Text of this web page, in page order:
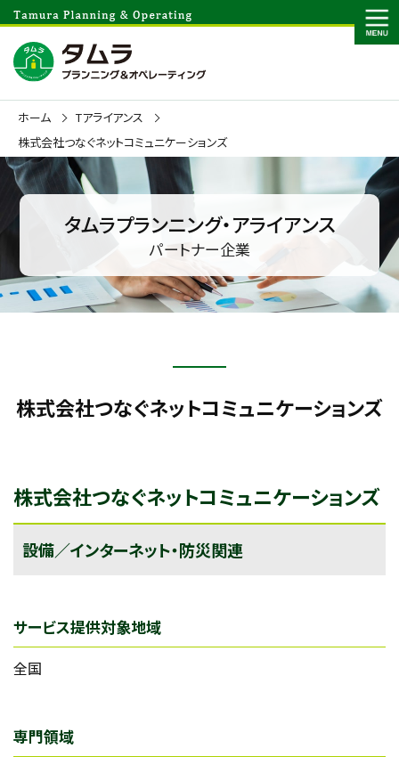
ホーム
Tアライアンス
株式会社つなぐネットコミュニケーションズ
タムラプランニング・アライアンス
パートナー企業
株式会社つなぐネットコミュニケーションズ
株式会社つなぐネットコミュニケーションズ
設備／インターネット・防災関連
サービス提供対象地域
全国
専門領域